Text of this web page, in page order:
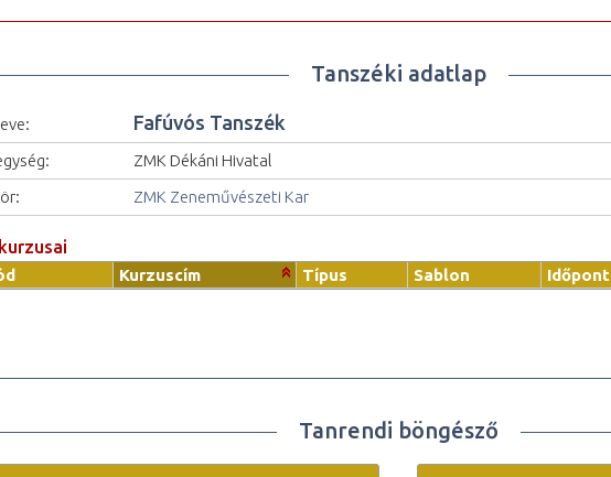
Tanszéki adatlap
Fafúvós Tanszék
ZMK Dékáni Hivatal
ZMK Zeneművészeti Kar
Kurzuscím Típus Sablon Időpont
Tanrendi böngésző